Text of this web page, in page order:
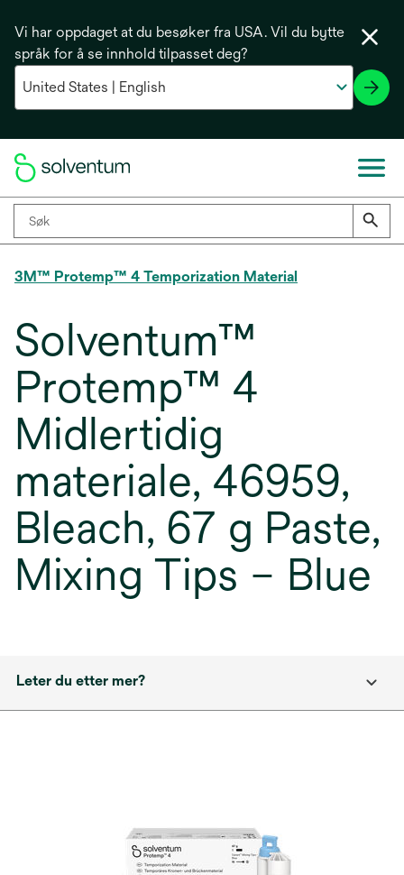
Vi har oppdaget at du besøker fra USA. Vil du bytte
språk for å se innhold tilpasset deg?
3M™ Protemp™ 4 Temporization Material
Solventum™
Protemp™ 4
Midlertidig
materiale, 46959,
Bleach, 67 g Paste,
Mixing Tips – Blue
Leter du etter mer?